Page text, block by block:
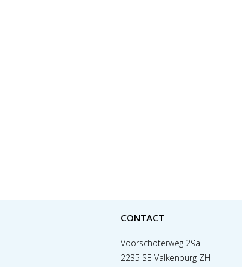
CONTACT
Voorschoterweg 29a
2235 SE Valkenburg ZH